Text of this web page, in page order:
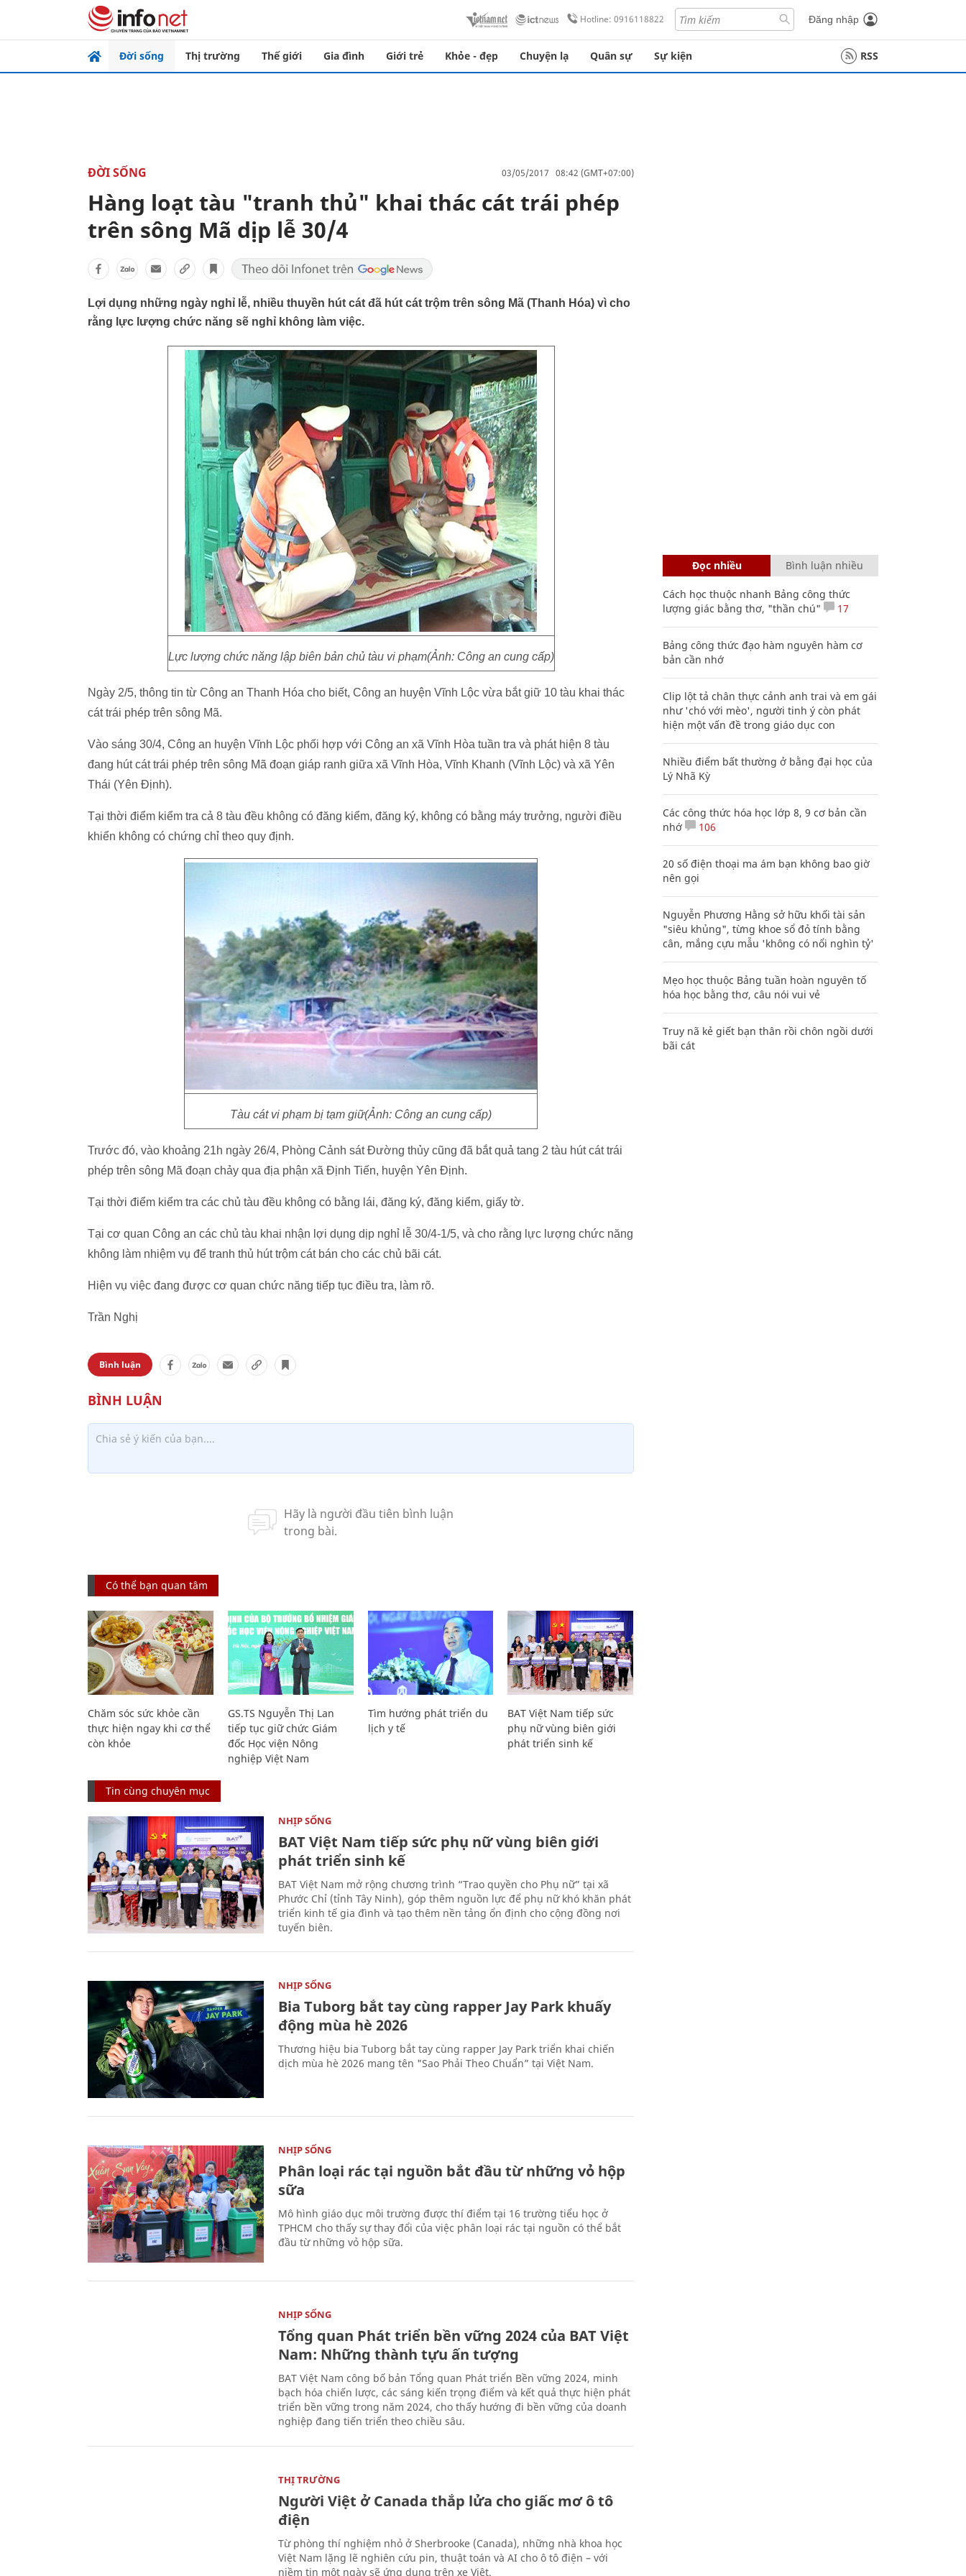
Hotline: 0916118822 Đăng nhập
Đời sống Thị trường Thế giới Gia đình Giới trẻ Khỏe - đẹp Chuyện lạ Quân sự Sự kiện RSS
ĐỜI SỐNG 03/05/2017 08:42 (GMT+07:00)
Hàng loạt tàu "tranh thủ" khai thác cát trái phép
trên sông Mã dịp lễ 30/4
Lợi dụng những ngày nghỉ lễ, nhiều thuyền hút cát đã hút cát trộm trên sông Mã (Thanh Hóa) vì cho
rằng lực lượng chức năng sẽ nghỉ không làm việc.
Lực lượng chức năng lập biên bản chủ tàu vi phạm(Ảnh: Công an cung cấp)
Ngày 2/5, thông tin từ Công an Thanh Hóa cho biết, Công an huyện Vĩnh Lộc vừa bắt giữ 10 tàu khai thác
cát trái phép trên sông Mã.
Vào sáng 30/4, Công an huyện Vĩnh Lộc phối hợp với Công an xã Vĩnh Hòa tuần tra và phát hiện 8 tàu
đang hút cát trái phép trên sông Mã đoạn giáp ranh giữa xã Vĩnh Hòa, Vĩnh Khanh (Vĩnh Lộc) và xã Yên
Thái (Yên Định).
Tại thời điểm kiểm tra cả 8 tàu đều không có đăng kiểm, đăng ký, không có bằng máy trưởng, người điều
khiển không có chứng chỉ theo quy định.
Tàu cát vi phạm bị tạm giữ(Ảnh: Công an cung cấp)
Trước đó, vào khoảng 21h ngày 26/4, Phòng Cảnh sát Đường thủy cũng đã bắt quả tang 2 tàu hút cát trái
phép trên sông Mã đoạn chảy qua địa phận xã Định Tiến, huyện Yên Định.
Tại thời điểm kiểm tra các chủ tàu đều không có bằng lái, đăng ký, đăng kiểm, giấy tờ.
Tại cơ quan Công an các chủ tàu khai nhận lợi dụng dịp nghỉ lễ 30/4-1/5, và cho rằng lực lượng chức năng
không làm nhiệm vụ để tranh thủ hút trộm cát bán cho các chủ bãi cát.
Hiện vụ việc đang được cơ quan chức năng tiếp tục điều tra, làm rõ.
Trần Nghị
Bình luận
Có thể bạn quan tâm
Chăm sóc sức khỏe cần
thực hiện ngay khi cơ thể
còn khỏe
GS.TS Nguyễn Thị Lan
tiếp tục giữ chức Giám
đốc Học viện Nông
nghiệp Việt Nam
Tìm hướng phát triển du
lịch y tế
BAT Việt Nam tiếp sức
phụ nữ vùng biên giới
phát triển sinh kế
Tin cùng chuyên mục
NHỊP SỐNG
BAT Việt Nam tiếp sức phụ nữ vùng biên giới
phát triển sinh kế
BAT Việt Nam mở rộng chương trình “Trao quyền cho Phụ nữ” tại xã
Phước Chỉ (tỉnh Tây Ninh), góp thêm nguồn lực để phụ nữ khó khăn phát
triển kinh tế gia đình và tạo thêm nền tảng ổn định cho cộng đồng nơi
tuyến biên.
NHỊP SỐNG
Bia Tuborg bắt tay cùng rapper Jay Park khuấy
động mùa hè 2026
Thương hiệu bia Tuborg bắt tay cùng rapper Jay Park triển khai chiến
dịch mùa hè 2026 mang tên "Sao Phải Theo Chuẩn” tại Việt Nam.
NHỊP SỐNG
Phân loại rác tại nguồn bắt đầu từ những vỏ hộp
sữa
Mô hình giáo dục môi trường được thí điểm tại 16 trường tiểu học ở
TPHCM cho thấy sự thay đổi của việc phân loại rác tại nguồn có thể bắt
đầu từ những vỏ hộp sữa.
NHỊP SỐNG
Tổng quan Phát triển bền vững 2024 của BAT Việt
Nam: Những thành tựu ấn tượng
BAT Việt Nam công bố bản Tổng quan Phát triển Bền vững 2024, minh
bạch hóa chiến lược, các sáng kiến trọng điểm và kết quả thực hiện phát
triển bền vững trong năm 2024, cho thấy hướng đi bền vững của doanh
nghiệp đang tiến triển theo chiều sâu.
THỊ TRƯỜNG
Người Việt ở Canada thắp lửa cho giấc mơ ô tô
điện
Từ phòng thí nghiệm nhỏ ở Sherbrooke (Canada), những nhà khoa học
Việt Nam lặng lẽ nghiên cứu pin, thuật toán và AI cho ô tô điện – với
niềm tin một ngày sẽ ứng dụng trên xe Việt.
Đọc nhiều Bình luận nhiều
Cách học thuộc nhanh Bảng công thức
lượng giác bằng thơ, "thần chú"
17
Bảng công thức đạo hàm nguyên hàm cơ
bản cần nhớ
Clip lột tả chân thực cảnh anh trai và em gái
như 'chó với mèo', người tinh ý còn phát
hiện một vấn đề trong giáo dục con
Nhiều điểm bất thường ở bằng đại học của
Lý Nhã Kỳ
Các công thức hóa học lớp 8, 9 cơ bản cần
nhớ
106
20 số điện thoại ma ám bạn không bao giờ
nên gọi
Nguyễn Phương Hằng sở hữu khối tài sản
"siêu khủng", từng khoe sổ đỏ tính bằng
cân, mắng cựu mẫu 'không có nổi nghìn tỷ'
Mẹo học thuộc Bảng tuần hoàn nguyên tố
hóa học bằng thơ, câu nói vui vẻ
Truy nã kẻ giết bạn thân rồi chôn ngồi dưới
bãi cát